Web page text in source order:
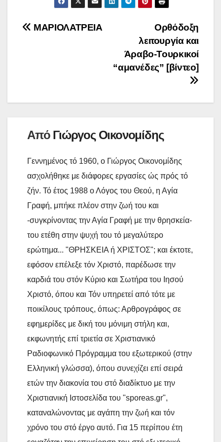
o
l
i
t
p
L
ι
α
Πλοήγηση
Ορθόδοξη
λειτουργία και
Άραβο-Τουρκικοί
“αμανέδες” [βίντεο]
ΜΑΡΙΟΛΑΤΡΕΙΑ
Από Γιώργος Οικονομίδης
Γεννημένος τό 1960, ο Γιώργος Οικονομίδης
ασχολήθηκε με διάφορες εργασίες ώς πρός τό
ζήν. Τό έτος 1988 ο Λόγος του Θεού, η Αγία
Γραφή, μπήκε πλέον στην ζωή του και
-συγκρίνοντας την Αγία Γραφή με την θρησκεία-
του ετέθη στην ψυχή του τό μεγαλύτερο
ερώτημα... "ΘΡΗΣΚΕΙΑ ή ΧΡΙΣΤΟΣ"; και έκτοτε,
εφόσον επέλεξε τόν Χριστό, παρέδωσε την
καρδιά του στόν Κύριο και Σωτήρα του Ιησού
Χριστό, όπου και Τόν υπηρετεί από τότε με
ποικίλους τρόπους, όπως: Αρθρογράφος σε
εφημερίδες με δική του μόνιμη στήλη και,
εκφωνητής επί τριετία σε Χριστιανικό
Ραδιοφωνικό Πρόγραμμα του εξωτερικού (στην
Ελληνική γλώσσα), όπου συνεχίζει επί σειρά
ετών την διακονία του στό διαδίκτυο με την
Χριστιανική Ιστοσελίδα του "sporeas.gr",
καταναλώνοντας με αγάπη την ζωή και τόν
χρόνο του στό έργο αυτό. Για 15 περίπου έτη